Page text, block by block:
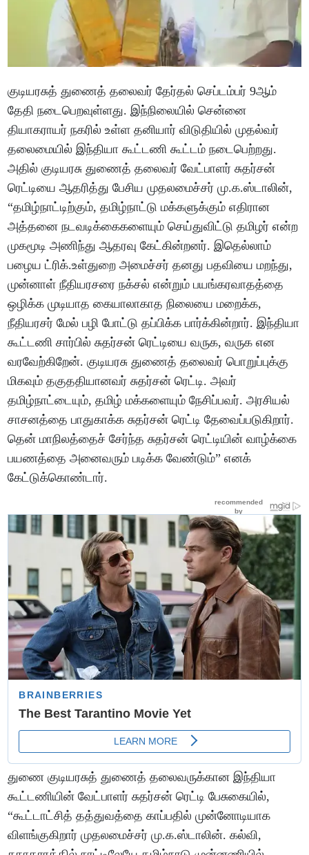
குடியரசுத் துணைத் தலைவர் தேர்தல் செப்டம்பர் 9ஆம்
தேதி நடைபெறவுள்ளது. இந்நிலையில் சென்னை
தியாகராயர் நகரில் உள்ள தனியார் விடுதியில் முதல்வர்
தலைமையில் இந்தியா கூட்டணி கூட்டம் நடைபெற்றது.
அதில் குடியரசு துணைத் தலைவர் வேட்பாளர் சுதர்சன்
ரெட்டியை ஆதரித்து பேசிய முதலமைச்சர் மு.க.ஸ்டாலின்,
“தமிழ்நாட்டிற்கும், தமிழ்நாட்டு மக்களுக்கும் எதிரான
அத்தனை நடவடிக்கைகளையும் செய்துவிட்டு தமிழர் என்ற
முகமூடி அணிந்து ஆதரவு கேட்கின்றனர். இதெல்லாம்
பழைய ட்ரிக்.உள்துறை அமைச்சர் தனது பதவியை மறந்து,
முன்னாள் நீதியரசரை நக்சல் என்றும் பயங்கரவாதத்தை
ஒழிக்க முடியாத கையாலாகாத நிலையை மறைக்க,
நீதியரசர் மேல் பழி போட்டு தப்பிக்க பார்க்கின்றார். இந்தியா
கூட்டணி சார்பில் சுதர்சன் ரெட்டியை வருக, வருக என
வரவேற்கிறேன். குடியரசு துணைத் தலைவர் பொறுப்புக்கு
மிகவும் தகுததியானவர் சுதர்சன் ரெட்டி. அவர்
தமிழ்நாட்டையும், தமிழ் மக்களையும் நேசிப்பவர். அரசியல்
சாசனத்தை பாதுகாக்க சுதர்சன் ரெட்டி தேவைப்படுகிறார்.
தென் மாநிலத்தைச் சேர்ந்த சுதர்சன் ரெட்டியின் வாழ்க்கை
பயணத்தை அனைவரும் படிக்க வேண்டும்” எனக்
கேட்டுக்கொண்டார்.
துணை குடியரசுத் துணைத் தலைவருக்கான இந்தியா
கூட்டணியின் வேட்பாளர் சுதர்சன் ரெட்டி பேசுகையில்,
“கூட்டாட்சித் தத்துவத்தை காப்பதில் முன்னோடியாக
விளங்குகிறார் முதலமைச்சர் மு.க.ஸ்டாலின். கல்வி,